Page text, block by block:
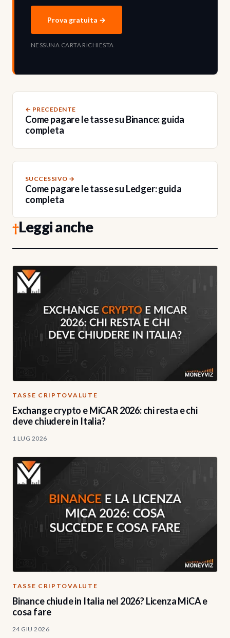
Prova gratuita →
NESSUNA CARTA RICHIESTA
← PRECEDENTE
Come pagare le tasse su Binance: guida
completa
SUCCESSIVO →
Come pagare le tasse su Ledger: guida
completa
†Leggi anche
TASSE CRIPTOVALUTE
Exchange crypto e MiCAR 2026: chi resta e chi
deve chiudere in Italia?
1 LUG 2026
TASSE CRIPTOVALUTE
Binance chiude in Italia nel 2026? Licenza MiCA e
cosa fare
24 GIU 2026